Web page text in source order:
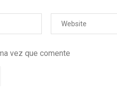
vez que comente